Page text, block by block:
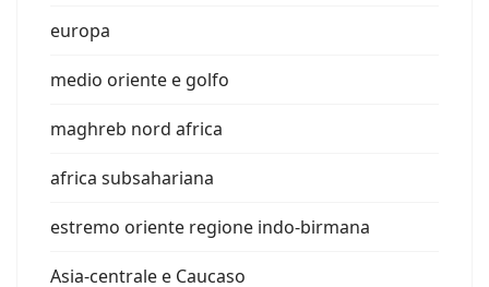
europa
medio oriente e golfo
maghreb nord africa
africa subsahariana
estremo oriente regione indo-birmana
Asia-centrale e Caucaso